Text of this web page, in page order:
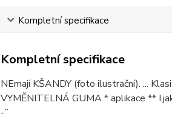
Kompletní specifikace
Kompletní specifikace
NEmají KŠANDY (foto ilustrační). ...
VYMĚNITELNÁ GUMA * aplikace **
-¨